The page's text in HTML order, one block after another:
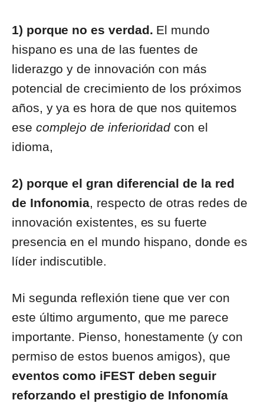
1) porque no es verdad. El mundo
hispano es una de las fuentes de
liderazgo y de innovación con más
potencial de crecimiento de los próximos
años, y ya es hora de que nos quitemos
ese complejo de inferioridadcon el
idioma,
2) porque el gran diferencial de la red
de Infonomia, respecto de otras redes de
innovación existentes, es su fuerte
presencia en el mundo hispano, donde es
líder indiscutible.
Mi segunda reflexión tiene que ver con
este último argumento, que me parece
importante. Pienso, honestamente (y con
permiso de estos buenos amigos), que
eventos como iFEST deben seguir
reforzando el prestigio de Infonomía